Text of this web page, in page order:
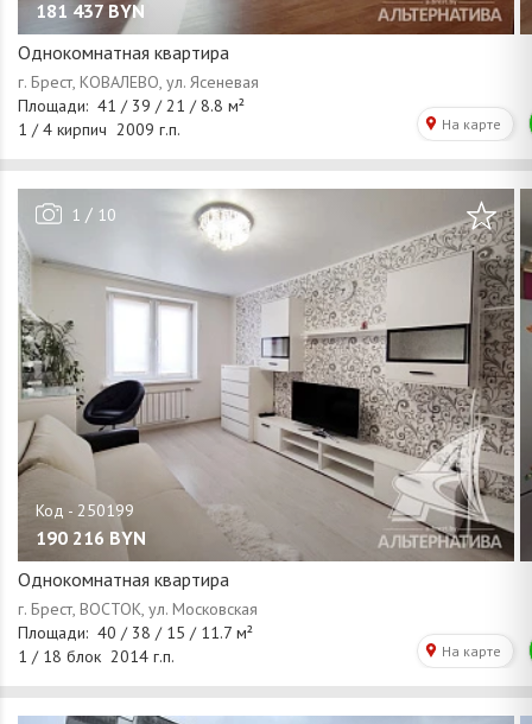
181 437 BYN
Однокомнатная квартира
1 / 10
190 216 BYN
Однокомнатная квартира